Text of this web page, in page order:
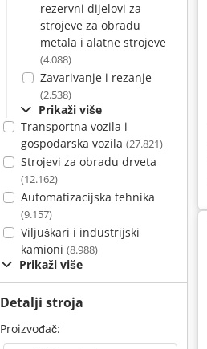
rezervni dijelovi za
strojeve za obradu
metala i alatne strojeve
(4.088)
Zavarivanje i rezanje
(2.538)
Prikaži više
Transportna vozila i
gospodarska vozila (27.821)
Strojevi za obradu drveta
(12.162)
Automatizacijska tehnika
(9.157)
Viljuškari i industrijski
kamioni (8.988)
Prikaži više
Detalji stroja
Proizvođač: